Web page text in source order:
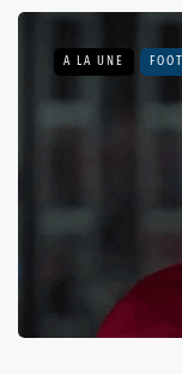
A LA UNE FOOT